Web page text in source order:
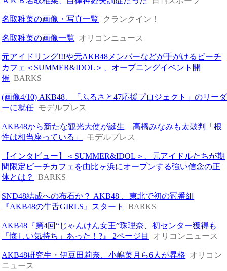
名取稚菜の画像・写真一覧 クランクイン！
名取稚菜の画像一覧 オリコンニュース
元アイドリング!!!や元AKB48メンバーなどが手がけるビーチ
カフェ＜SUMMER&IDOL＞、オープニングイベント開
催 BARKS
(画像4/10) AKB48、「ふるさと47応援プロジェクト」のリーダ
ーに就任 モデルプレス
AKB48から新たな観光大使が誕生 高橋みなみも太鼓判「根
性は相当座っている」
モデルプレス
【インタビュー】＜SUMMER&IDOL＞、元アイドルたちが期
間限定ビーチカフェを由比ヶ浜にオープンする強い信念の正
体とは？
BARKS
SND48結成への布石か？ AKB48 、東北で初の冠番組
『AKB48の牛舌GIRLS』スタート
BARKS
AKB48『第4回“じゃんけん女王”珠理奈、初センター獲得も
「悔しい気持ち」あった！?』 2ページ目
オリコンニュース
AKB48研究生・伊豆田莉奈、小嶋菜月ら6人が昇格 オリコン
ニュース